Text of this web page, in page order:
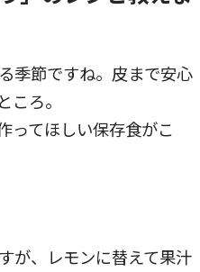
季節ですね。皮まで安心
ころ。
ってほしい保存食がこ
が、レモンに替えて果汁